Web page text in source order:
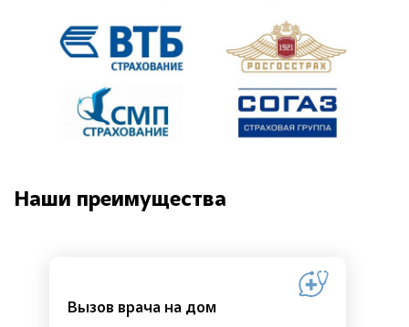
Наши преимущества
Вызов врача на дом